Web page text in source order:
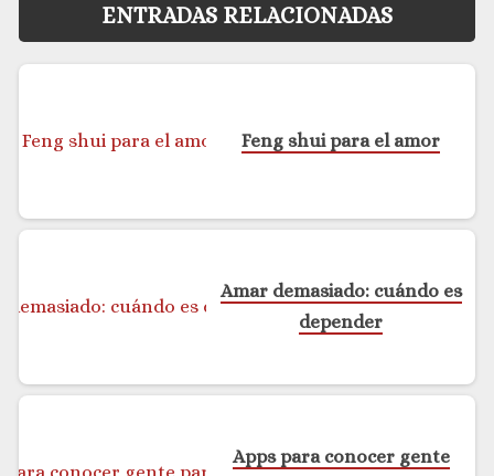
ENTRADAS RELACIONADAS
Feng shui para el amor
Amar demasiado: cuándo es
depender
Apps para conocer gente